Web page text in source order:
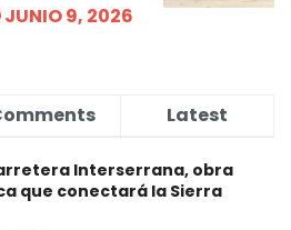
JUNIO 9, 2026
Latest
Interserrana, obra
que conectará la Sierra